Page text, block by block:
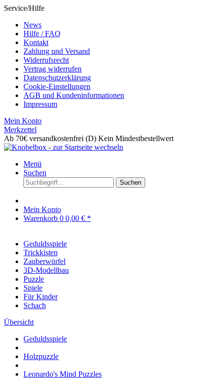
Service/Hilfe
News
Hilfe / FAQ
Kontakt
Zahlung und Versand
Widerrufsrecht
Vertrag widerrufen
Datenschutzerklärung
Cookie-Einstellungen
AGB und Kundeninformationen
Impressum
Mein Konto
Merkzettel
Ab 70€ versandkostenfrei (D) Kein Mindestbestellwert
Menü
Suchen
Suchen
Mein Konto
Warenkorb 0 0,00 € *
Geduldsspiele
Trickkisten
Zauberwürfel
3D-Modellbau
Puzzle
Spiele
Für Kinder
Schach
Übersicht
Geduldsspiele
Holzpuzzle
Leonardo's Mind Puzzles